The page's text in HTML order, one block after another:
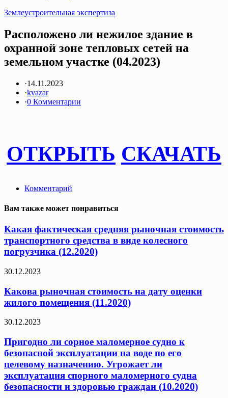
Землеустроительная экспертиза
Расположено ли нежилое здание в
охранной зоне тепловых сетей на
земельном участке (04.2023)
·14.11.2023
·kvazar
·0 Комментарии
ОТКРЫТЬ СКАЧАТЬ
Комментарий
Вам также может понравиться
Какая фактическая средняя рыночная стоимость
транспортного средства в виде колесного
погрузчика (12.2020)
30.12.2023
Какова рыночная стоимость на дату оценки
жилого помещения (11.2020)
30.12.2023
Пригодно ли сорное маломерное судно к
безопасной эксплуатации на воде по его
целевому назначению. Угрожает ли
эксплуатация спорного маломерного судна
безопасности и здоровью граждан (10.2020)